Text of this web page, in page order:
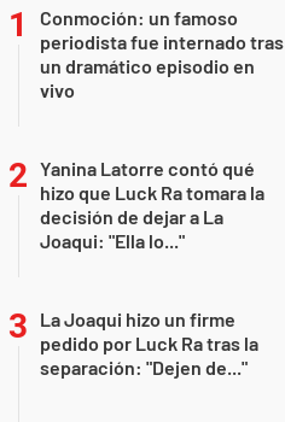
Conmoción: un famoso
periodista fue internado tras
un dramático episodio en
vivo
Yanina Latorre contó qué
hizo que Luck Ra tomara la
decisión de dejar a La
Joaqui: "Ella lo..."
La Joaqui hizo un firme
pedido por Luck Ra tras la
separación: "Dejen de..."